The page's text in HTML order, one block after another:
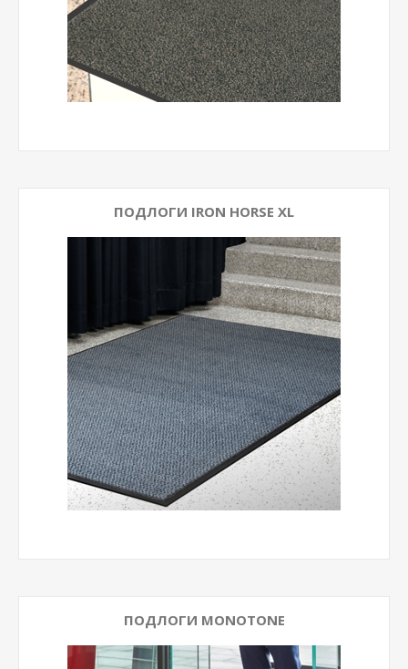
ПОДЛОГИ IRON HORSE XL
ПОДЛОГИ MONOTONE